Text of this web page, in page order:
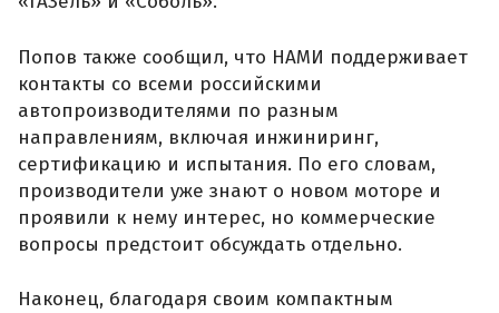
Попов также сообщил, что НАМИ поддерживает
контакты со всеми российскими
автопроизводителями по разным
направлениям, включая инжиниринг,
сертификацию и испытания. По его словам,
производители уже знают о новом моторе и
проявили к нему интерес, но коммерческие
вопросы предстоит обсуждать отдельно.
Наконец, благодаря своим компактным